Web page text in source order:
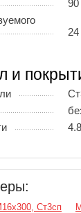
90
24
и
4.8
Ст3сп